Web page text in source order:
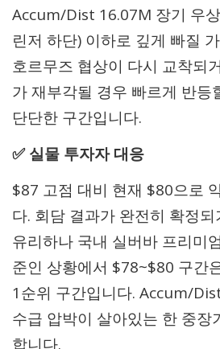
Accum/Dist 16.07M 장기 우
린저 하단) 이하로 깊게 빠질
호르무즈 협상이 다시 교착되
가 재부각될 경우 빠르게 반등
단단한 구간입니다.
✅ 실물 투자자 대응
$87 고점 대비 현재 $80으로
다. 회담 결과가 완전히 확정
유리하나 국내 실버바 프리미
준인 상황에서 $78~$80 구간
1순위 구간입니다. Accum/
수급 압박이 살아있는 한 중장
합니다.